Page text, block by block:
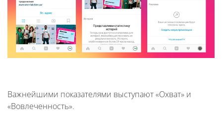
Важнейшими показателями выступают «Охват» и
«Вовлеченность».